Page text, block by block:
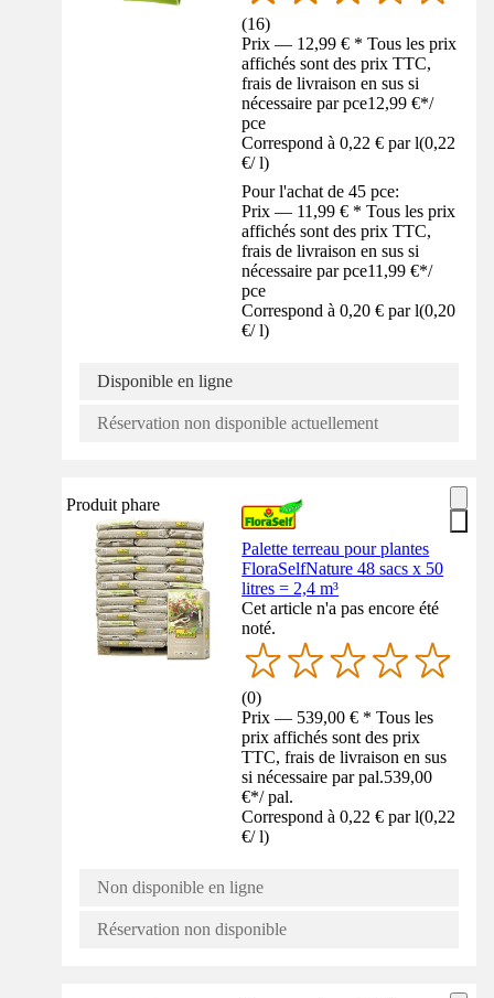
(16)
Prix — 12,99 € * Tous les prix
affichés sont des prix TTC,
frais de livraison en sus si
nécessaire par pce12,99 €*/
pce
Correspond à 0,22 € par l(0,22
€/ l)
Pour l'achat de 45 pce:
Prix — 11,99 € * Tous les prix
affichés sont des prix TTC,
frais de livraison en sus si
nécessaire par pce11,99 €*/
pce
Correspond à 0,20 € par l(0,20
€/ l)
Disponible en ligne
Réservation non disponible actuellement
Produit phare
Palette terreau pour plantes
FloraSelfNature 48 sacs x 50
litres = 2,4 m³
Cet article n'a pas encore été
noté.
(0)
Prix — 539,00 € * Tous les
prix affichés sont des prix
TTC, frais de livraison en sus
si nécessaire par pal.539,00
€*/ pal.
Correspond à 0,22 € par l(0,22
€/ l)
Non disponible en ligne
Réservation non disponible